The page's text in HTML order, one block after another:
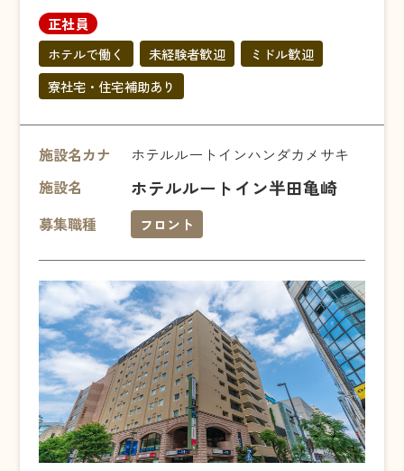
正社員
ホテルで働く 未経験者歓迎
ミドル歓迎
寮社宅・住宅補助あり
施設名カナ
ホテルルートインハンダカメサキ
施設名
ホテルルートイン半田亀崎
募集職種 フロント